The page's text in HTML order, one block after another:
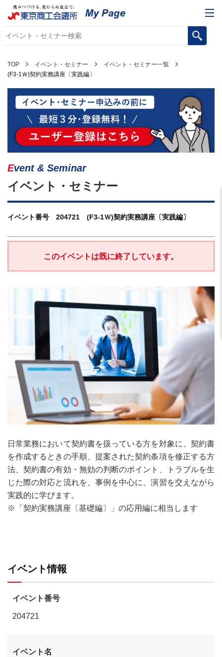
TOP イベント・セミナー
イベント・セミナー一覧
(F3-1Ｗ)契約実務講座〔実践編〕
Event & Seminar
イベント・セミナー
イベント番号 204721 (F3-1Ｗ)契約実務講座〔実践編〕
このイベントは既に終了しています。
日常業務において契約書を扱っている方を対象に、契約書
を作成するときの手順、提案された契約条項を修正する方
法、契約書の有効・無効の判断のポイント、トラブルを生
じた際の対応と流れを、事例を中心に、演習を交えながら
実践的に学びます。
※「契約実務講座〔基礎編〕」の応用編に相当します
イベント情報
イベント番号
204721
イベント名